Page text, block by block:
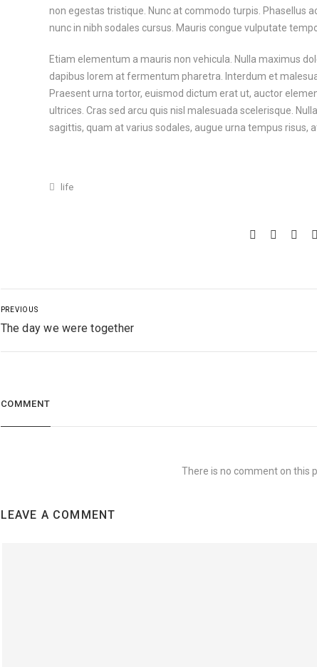
non egestas tristique. Nunc at commodo turpis. Phasellus
nunc in nibh sodales cursus. Mauris congue vulputate
Etiam elementum a mauris non vehicula. Nulla maximus
dapibus lorem at fermentum pharetra. Interdum et
Praesent urna tortor, euismod dictum erat ut, auctor
ultrices. Cras sed arcu quis nisl malesuada scelerisque.
sagittis, quam at varius sodales, augue urna tempus risus,
life
PREVIOUS
The day we were together
COMMENT
There is no comment on this
LEAVE A COMMENT